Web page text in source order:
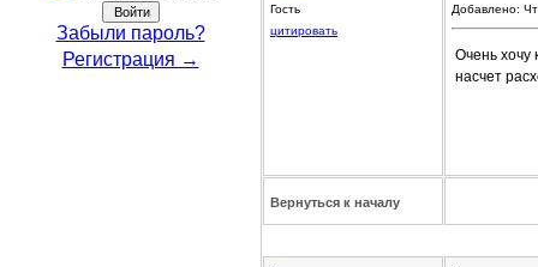
Забыли пароль?
Регистрация →
Гость
цитировать
Добавлено:
Очень хочу
насчет
Вернуться к началу